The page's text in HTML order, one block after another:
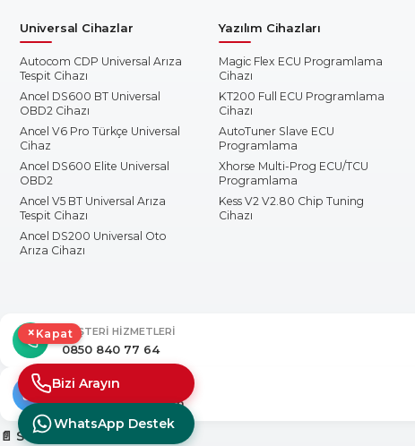
Universal Cihazlar
Autocom CDP Universal Arıza
Tespit Cihazı
Ancel DS600 BT Universal
OBD2 Cihazı
Ancel V6 Pro Türkçe Universal
Cihaz
Ancel DS600 Elite Universal
OBD2
Ancel V5 BT Universal Arıza
Tespit Cihazı
Ancel DS200 Universal Oto
Arıza Cihazı
Yazılım Cihazları
Magic Flex ECU Programlama
Cihazı
KT200 Full ECU Programlama
Cihazı
AutoTuner Slave ECU
Programlama
Xhorse Multi-Prog ECU/TCU
Programlama
Kess V2 V2.80 Chip Tuning
Cihazı
MÜŞTERI HIZMETLERI
0850 840 77 64
E-POSTA DESTEĞI
info@diagturk.com
📄 SÖZLEŞMELER
× Kapat
Bizi Arayın
WhatsApp Destek